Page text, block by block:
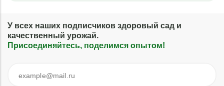
У всех наших подписчиков здоровый сад и
качественный урожай.
Присоединяйтесь, поделимся опытом!